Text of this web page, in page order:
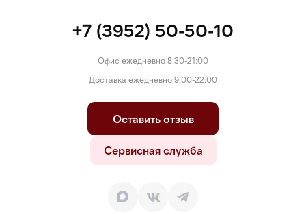
+7 (3952) 50-50-10
Офис ежедневно 8:30-21:00
Доставка ежедневно 9:00-22:00
Оставить отзыв
Сервисная служба